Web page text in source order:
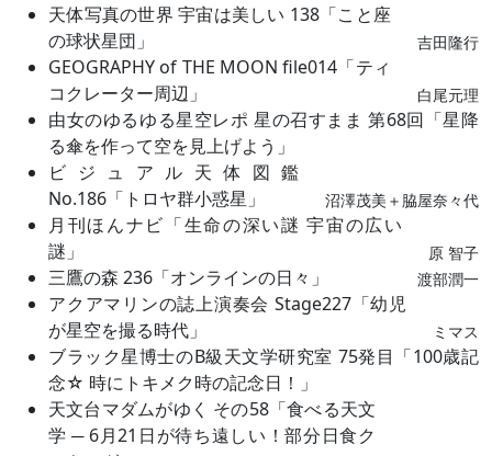
天体写真の世界 宇宙は美しい 138「こと座
の球状星団」
吉田隆行
GEOGRAPHY of THE MOON file014「ティ
コクレーター周辺」
白尾元理
由女のゆるゆる星空レポ 星の召すまま 第68回「星降
る傘を作って空を見上げよう」
ビジュアル天体図鑑
No.186「トロヤ群小惑星」
沼澤茂美＋脇屋奈々代
月刊ほんナビ「生命の深い謎 宇宙の広い
謎」
原 智子
三鷹の森 236「オンラインの日々」 渡部潤一
アクアマリンの誌上演奏会 Stage227「幼児
が星空を撮る時代」
ミマス
ブラック星博士のB級天文学研究室 75発目「100歳記
念☆ 時にトキメク時の記念日！」
天文台マダムがゆく その58「食べる天文
学 ─ 6月21日が待ち遠しい！部分日食ク